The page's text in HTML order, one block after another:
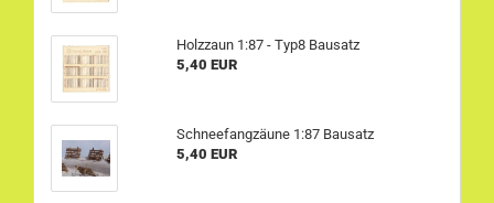
Holzzaun 1:87 - Typ8 Bausatz
5,40 EUR
Schneefangzäune 1:87 Bausatz
5,40 EUR